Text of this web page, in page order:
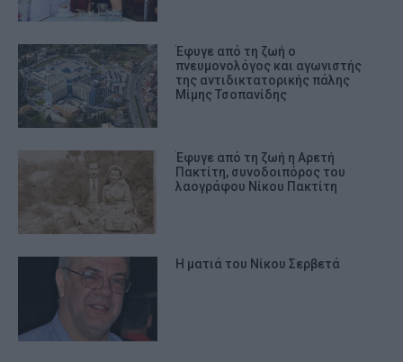
Έφυγε από τη ζωή ο
πνευμονολόγος και αγωνιστής
της αντιδικτατορικής πάλης
Μίμης Τσοπανίδης
Έφυγε από τη ζωή η Αρετή
Πακτίτη, συνοδοιπόρος του
λαογράφου Νίκου Πακτίτη
Η ματιά του Νίκου Σερβετά